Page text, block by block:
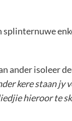
splinternuwe
ander isoleer
kere staan
hieroor te